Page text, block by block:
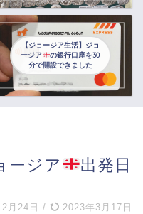
【ジョージア生活】ジョ
ージア
の銀行口座を30
分で開設できました
ージア
出発日
月24日 / 2023年3月17日